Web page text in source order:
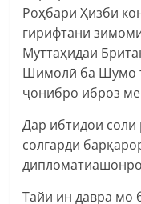
Роҳбари Ҳизби
гирифтани
Муттаҳидаи
Шимолӣ ба Шумо
ҷонибро иброз
Дар ибтидои
солгарди
Тайи ин давра мо